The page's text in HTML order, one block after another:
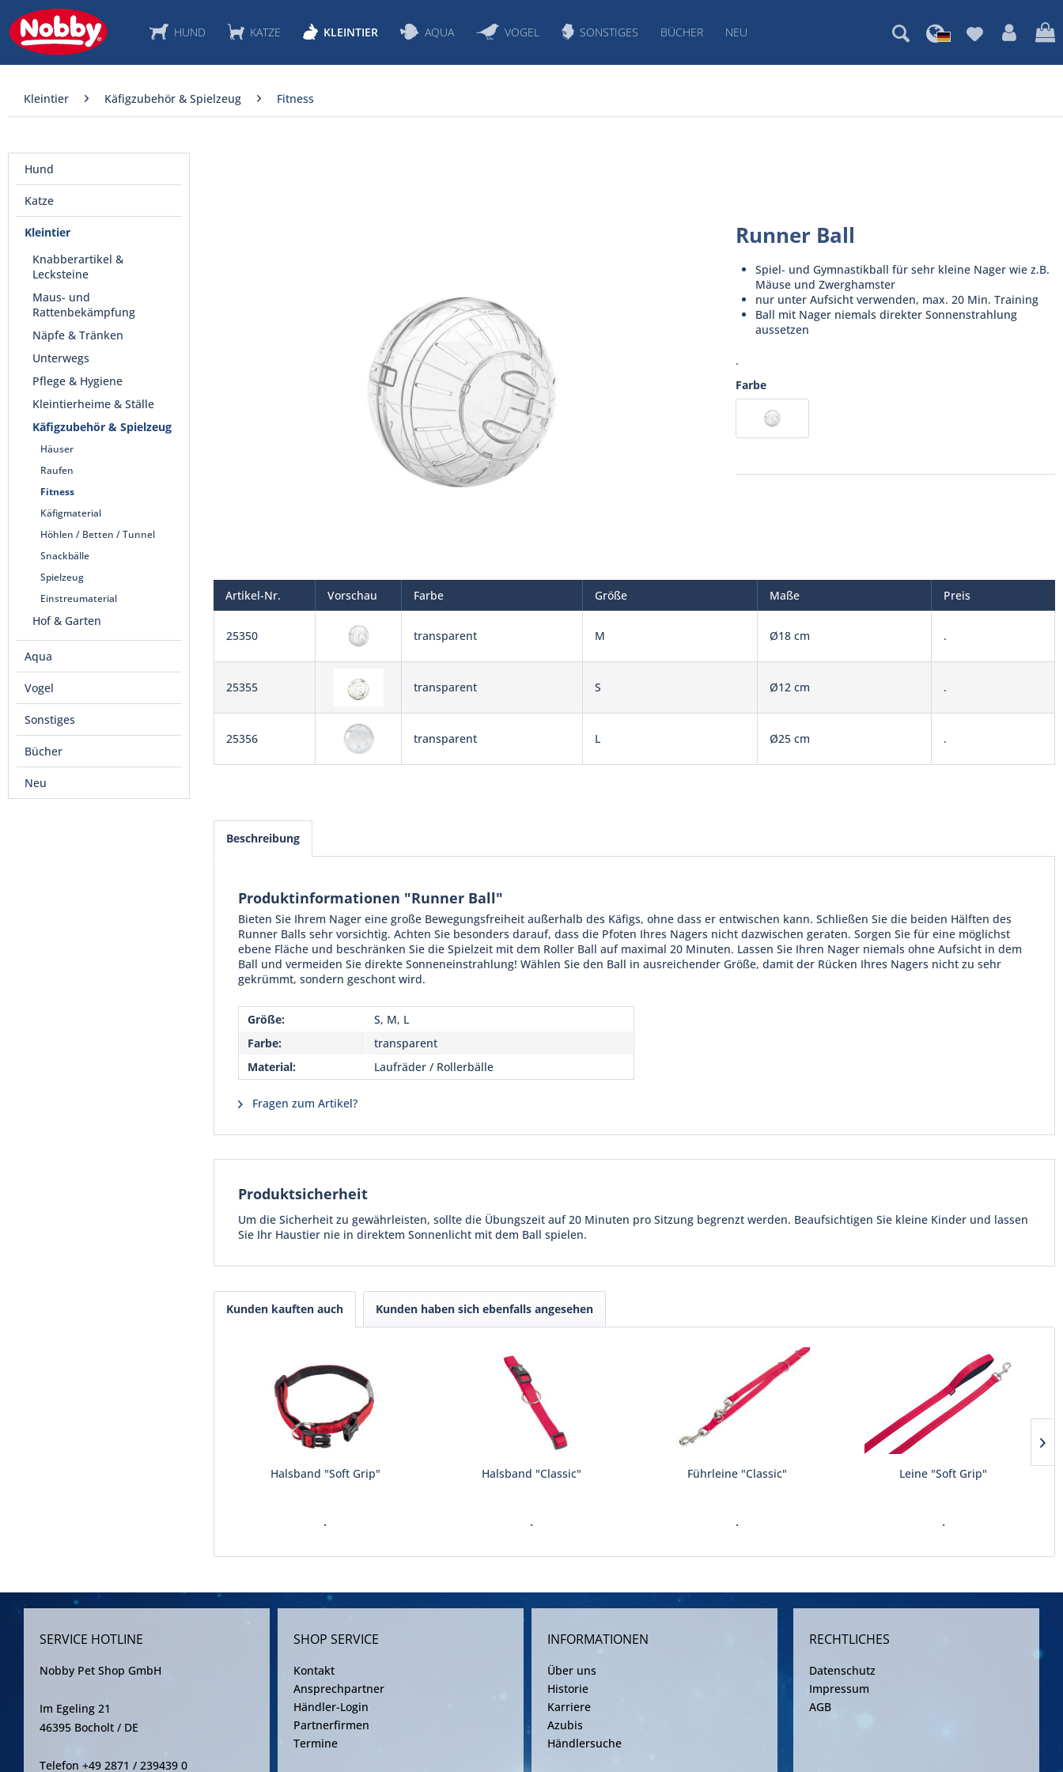
HUND KATZE KLEINTIER AQUA VOGEL SONSTIGES BÜCHER NEU
Kleintier Käfigzubehör & Spielzeug Fitness
Hund
Katze
Kleintier
Knabberartikel &
Lecksteine
Maus- und
Rattenbekämpfung
Näpfe & Tränken
Unterwegs
Pflege & Hygiene
Kleintierheime & Ställe
Käfigzubehör & Spielzeug
Häuser
Raufen
Fitness
Käfigmaterial
Höhlen / Betten / Tunnel
Snackbälle
Spielzeug
Einstreumaterial
Hof & Garten
Aqua
Vogel
Sonstiges
Bücher
Neu
Runner Ball
Spiel- und Gymnastikball für sehr kleine Nager wie z.B.
Mäuse und Zwerghamster
nur unter Aufsicht verwenden, max. 20 Min. Training
Ball mit Nager niemals direkter Sonnenstrahlung
aussetzen
.
Farbe
Artikel-Nr. Vorschau Farbe Größe Maße Preis
25350 transparent M Ø18 cm .
25355 transparent S Ø12 cm .
25356 transparent L Ø25 cm .
Beschreibung
Produktinformationen "Runner Ball"
Bieten Sie Ihrem Nager eine große Bewegungsfreiheit außerhalb des Käfigs, ohne dass er entwischen kann. Schließen Sie die beiden Hälften des
Runner Balls sehr vorsichtig. Achten Sie besonders darauf, dass die Pfoten Ihres Nagers nicht dazwischen geraten. Sorgen Sie für eine möglichst
ebene Fläche und beschränken Sie die Spielzeit mit dem Roller Ball auf maximal 20 Minuten. Lassen Sie Ihren Nager niemals ohne Aufsicht in dem
Ball und vermeiden Sie direkte Sonneneinstrahlung! Wählen Sie den Ball in ausreichender Größe, damit der Rücken Ihres Nagers nicht zu sehr
gekrümmt, sondern geschont wird.
Größe:
S, M, L
Farbe:
transparent
Material:
Laufräder / Rollerbälle
Fragen zum Artikel?
Produktsicherheit
Um die Sicherheit zu gewährleisten, sollte die Übungszeit auf 20 Minuten pro Sitzung begrenzt werden. Beaufsichtigen Sie kleine Kinder und lassen
Sie Ihr Haustier nie in direktem Sonnenlicht mit dem Ball spielen.
Kunden kauften auch Kunden haben sich ebenfalls angesehen
Halsband "Soft Grip"
.
Halsband "Classic"
.
Führleine "Classic"
.
Leine "Soft Grip"
.
SERVICE HOTLINE
Nobby Pet Shop GmbH
Im Egeling 21
46395 Bocholt / DE
Telefon +49 2871 / 239439 0
SHOP SERVICE
Kontakt
Ansprechpartner
Händler-Login
Partnerfirmen
Termine
INFORMATIONEN
Über uns
Historie
Karriere
Azubis
Händlersuche
RECHTLICHES
Datenschutz
Impressum
AGB